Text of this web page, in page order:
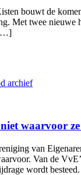
bouwt de
Met twee nieuwe
archief
waarvoor
van
Van de
wordt